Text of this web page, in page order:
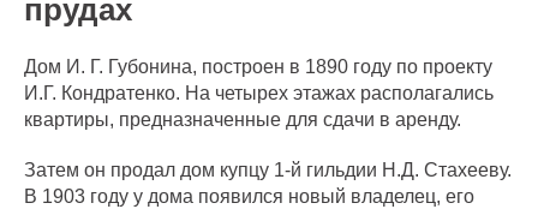
прудах
Дом И. Г. Губонина, построен в 1890 году по проекту
И.Г. Кондратенко. На четырех этажах располагались
квартиры, предназначенные для сдачи в аренду.
Затем он продал дом купцу 1-й гильдии Н.Д. Стахееву.
В 1903 году у дома появился новый владелец, его